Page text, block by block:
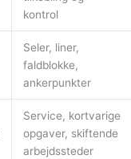
kontrol
Seler, liner,
faldblokke,
ankerpunkter
Service, kortvarige
opgaver, skiftende
arbejdssteder